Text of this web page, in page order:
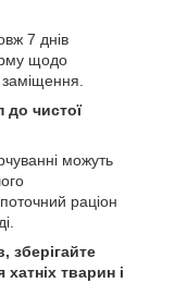
7 днів
щодо
до чистої
можуть
раціон
зберігайте
тварин і